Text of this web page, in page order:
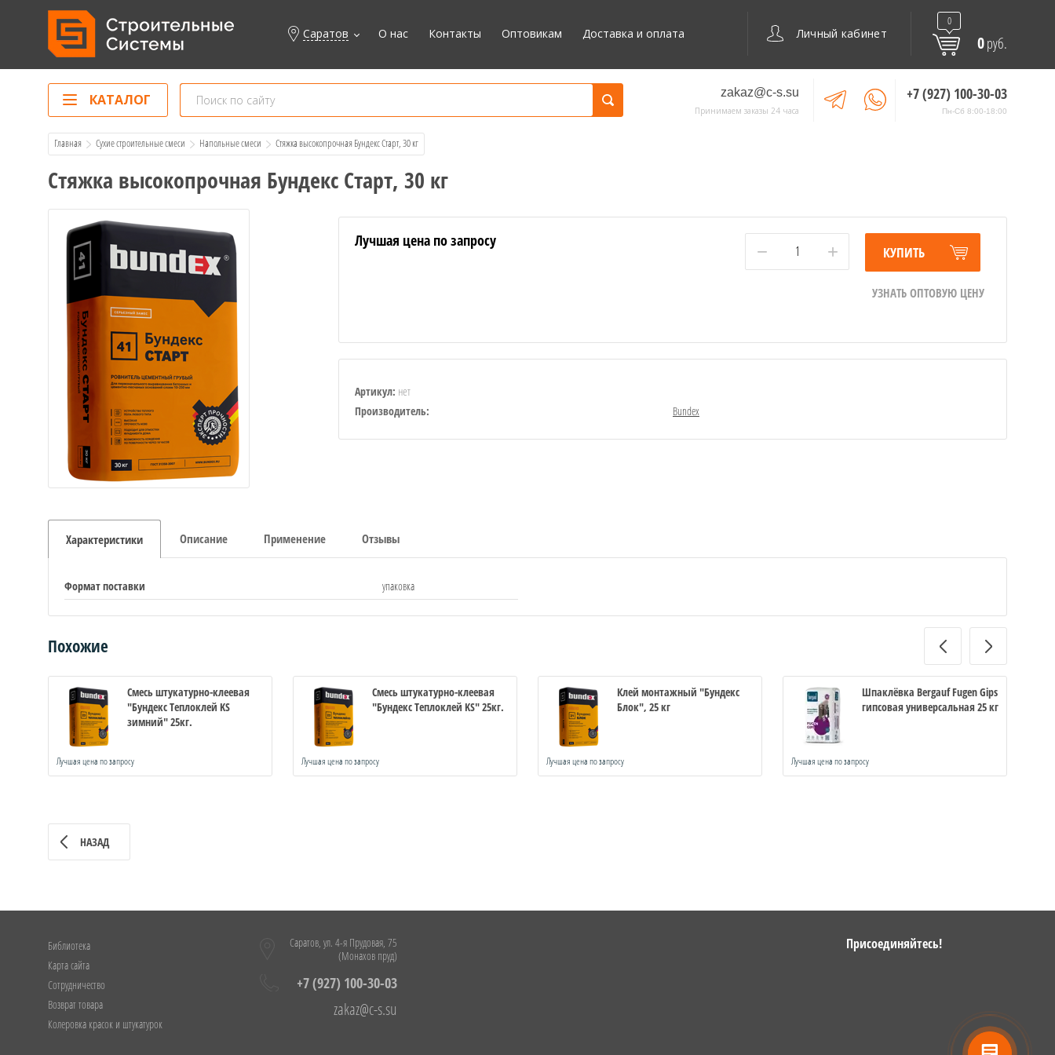
Саратов О нас Контакты Оптовикам Доставка и оплата Личный кабинет
0
0руб.
КАТАЛОГ zakaz@c-s.su
Принимаем заказы 24 часа
+7 (927) 100-30-03
Пн-Сб 8:00-18:00
Главная Сухие строительные смеси Напольные смеси
  Стяжка высокопрочная Бундекс Старт, 30 кг
Стяжка высокопрочная Бундекс Старт, 30 кг
Лучшая цена по запросу
− + КУПИТЬ
УЗНАТЬ ОПТОВУЮ ЦЕНУ
Артикул: нет
Производитель: Bundex
Характеристики Описание Применение Отзывы
Формат поставки упаковка
Похожие
Смесь штукатурно-клеевая
"Бундекс Теплоклей KS
зимний" 25кг.
Лучшая цена по запросу
Смесь штукатурно-клеевая
"Бундекс Теплоклей KS" 25кг.
Лучшая цена по запросу
Клей монтажный "Бундекс
Блок", 25 кг
Лучшая цена по запросу
Шпаклёвка Bergauf Fugen Gips
гипсовая универсальная 25 кг
Лучшая цена по запросу
НАЗАД
Библиотека
Карта сайта
Сотрудничество
Возврат товара
Колеровка красок и штукатурок
Саратов, ул. 4-я Прудовая, 75
(Монахов пруд)
+7 (927) 100-30-03
zakaz@c-s.su
Присоединяйтесь!